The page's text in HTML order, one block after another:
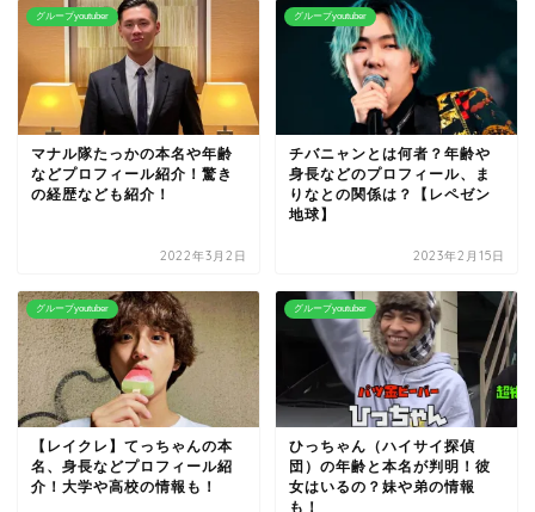
グループyoutuber
マナル隊たっかの本名や年齢
などプロフィール紹介！驚き
の経歴なども紹介！
2022年3月2日
グループyoutuber
チバニャンとは何者？年齢や
身長などのプロフィール、ま
りなとの関係は？【レペゼン
地球】
2023年2月15日
グループyoutuber
【レイクレ】てっちゃんの本
名、身長などプロフィール紹
介！大学や高校の情報も！
グループyoutuber
ひっちゃん（ハイサイ探偵
団）の年齢と本名が判明！彼
女はいるの？妹や弟の情報
も！